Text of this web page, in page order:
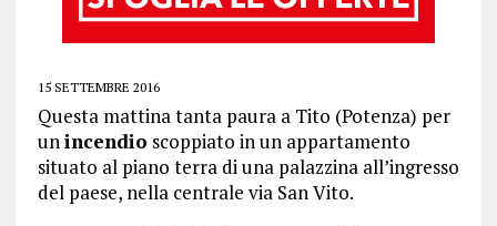
15 SETTEMBRE 2016
Questa mattina tanta paura a Tito (Potenza) per
unincendio scoppiato in un appartamento
situato al piano terra di una palazzina all’ingresso
del paese, nella centrale via San Vito.